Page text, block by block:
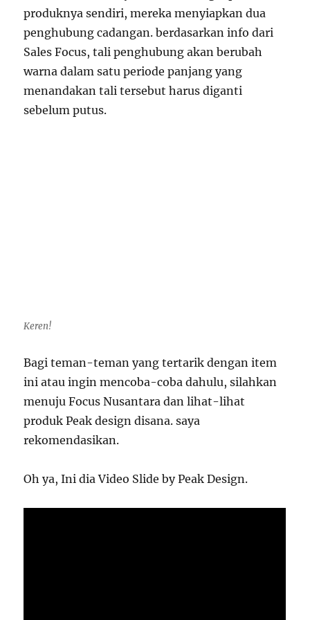
produknya sendiri, mereka menyiapkan dua
penghubung cadangan. berdasarkan info dari
Sales Focus, tali penghubung akan berubah
warna dalam satu periode panjang yang
menandakan tali tersebut harus diganti
sebelum putus.
Keren!
Bagi teman-teman yang tertarik dengan item
ini atau ingin mencoba-coba dahulu, silahkan
menuju Focus Nusantara dan lihat-lihat
produk Peak design disana. saya
rekomendasikan.
Oh ya, Ini dia Video Slide by Peak Design.